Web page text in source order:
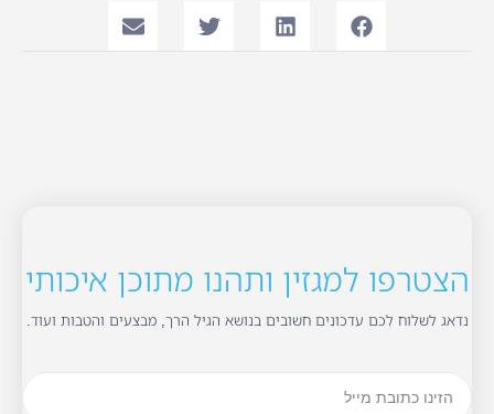
הצטרפו למגזין ותהנו מתוכן איכותי
נדאג לשלוח לכם עדכונים חשובים בנושא הגיל הרך, מבצעים והטבות ועוד.